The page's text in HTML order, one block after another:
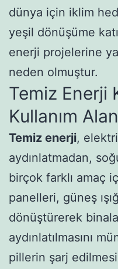
dünya için iklim
yeşil dönüşüme
enerji projelerine
neden olmuştur.
Temiz Enerji
Kullanım
Temiz enerji,
aydınlatmadan,
birçok farklı amaç
panelleri, güneş
dönüştürerek
aydınlatılmasını
pillerin şarj